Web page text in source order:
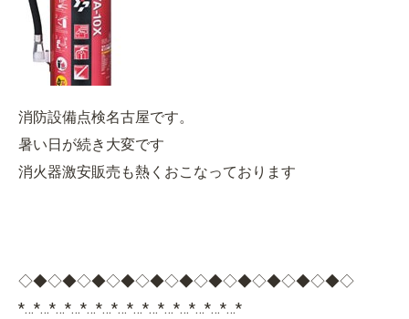
消防設備点検名古屋です。
暑い日が続き大変です
消火器激安販売も熱くおこなっております
◇◆◇◆◇◆◇◆◇◆◇◆◇◆◇◆◇◆◇◆◇◆◇
*…*…*…*…*…*…*…*…*…*…*…*…*…*…*